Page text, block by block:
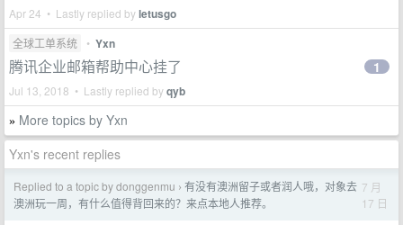
Apr 24 • Lastly replied byletusgo
全球工单系统 • Yxn
腾讯企业邮箱帮助中心挂了
Jul 13, 2018 • Lastly replied byqyb
1
» More topics by Yxn
Yxn's recent replies
Replied to a topic by donggenmu › 有没有澳洲留子或者润人哦，对象去
澳洲玩一周，有什么值得背回来的？来点本地人推荐。
7 月
17 日